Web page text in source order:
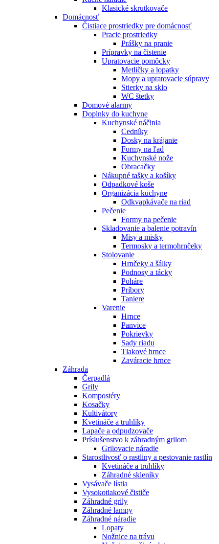
Klasické skrutkovače
Domácnosť
Čistiace prostriedky pre domácnosť
Pracie prostriedky
Prášky na pranie
Prípravky na čistenie
Upratovacie pomôcky
Metličky a lopatky
Mopy a upratovacie súpravy
Stierky na sklo
WC štetky
Domové alarmy
Doplnky do kuchyne
Kuchynské náčinia
Cedníky
Dosky na krájanie
Formy na ľad
Kuchynské nože
Obracačky
Nákupné tašky a košíky
Odpadkové koše
Organizácia kuchyne
Odkvapkávače na riad
Pečenie
Formy na pečenie
Skladovanie a balenie potravín
Misy a misky
Termosky a termohrnčeky
Stolovanie
Hrnčeky a šálky
Podnosy a tácky
Poháre
Príbory
Taniere
Varenie
Hrnce
Panvice
Pokrievky
Sady riadu
Tlakové hrnce
Zaváracie hrnce
Záhrada
Čerpadlá
Grily
Kompostéry
Kosačky
Kultivátory
Kvetináče a truhlíky
Lapače a odpudzovače
Príslušenstvo k záhradným grilom
Grilovacie náradie
Starostlivosť o rastliny a pestovanie rastlín
Kvetináče a truhlíky
Záhradné skleníky
Vysávače lístia
Vysokotlakové čističe
Záhradné grily
Záhradné lampy
Záhradné náradie
Lopaty
Nožnice na trávu